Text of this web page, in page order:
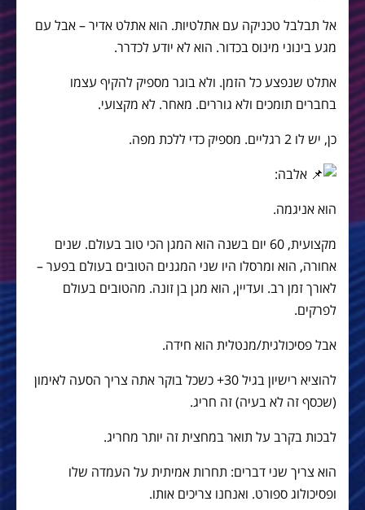
אל תבלבל טכניקה עם אתלטיות. הוא אתלט אדיר – אבל עם
מגע בינוני מינוס בכדור. הוא לא יודע לכדרר.
אתלט שנפצע כל הזמן. ולא בוגר מספיק להקיף עצמו
בחברים תומכים ולא גוררים. מאחר. לא מקצועי.
כן, יש לו 2 רגליים. מספיק כדי ללכת מפה.
אלבה:
הוא אניגמה.
מקצועית, 60 יום בשנה הוא המגן הכי טוב בעולם. שנים
אחורה, הוא ומרסלו היו שני המגנים הטובים בעולם בפער –
לאורך זמן רב. ועדיין, הוא מגן בן זונה. מהטובים בעולם
לפרקים.
אבל פסיכולגית/מנטלית הוא חידה.
להוציא רישיון בגיל 30+ כשכל בוקר אתה צריך הסעה לאימון
(שכסף זה לא בעיה) זה חריג.
לבכות בקרב על תואר במחצית זה יותר מחריג.
הוא צריך שני דברים: תחרות אמיתית על העמדה שלו
ופסיכולוג ספורט. ואנחנו צריכים אותו.